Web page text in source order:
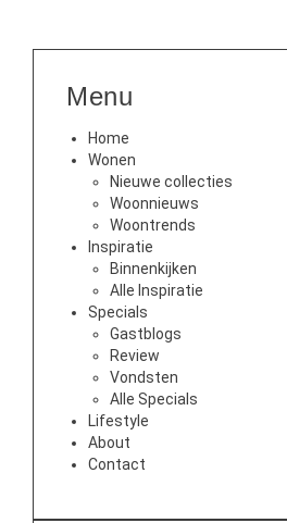
Menu
Home
Wonen
Nieuwe collecties
Woonnieuws
Woontrends
Inspiratie
Binnenkijken
Alle Inspiratie
Specials
Gastblogs
Review
Vondsten
Alle Specials
Lifestyle
About
Contact